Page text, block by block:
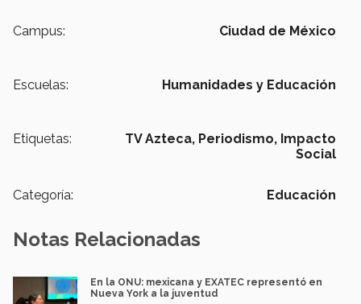
Campus: Ciudad de México
Escuelas: Humanidades y Educación
Etiquetas: TV Azteca, Periodismo, Impacto
Social
Categoría: Educación
Notas Relacionadas
En la ONU: mexicana y EXATEC representó en
Nueva York a la juventud